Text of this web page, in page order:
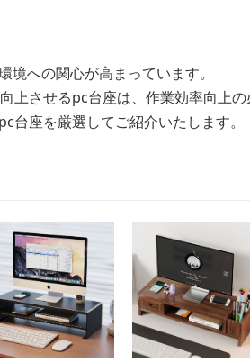
への関心が高まっています。
させるpc台座は、作業効率向上の
座を厳選してご紹介いたします。